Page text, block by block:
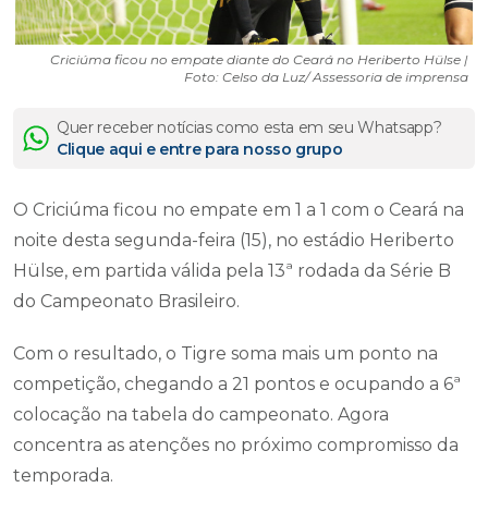
Criciúma ficou no empate diante do Ceará no Heriberto Hülse |
Foto: Celso da Luz/ Assessoria de imprensa
Quer receber notícias como esta em seu Whatsapp?
Clique aqui e entre para nosso grupo
O Criciúma ficou no empate em 1 a 1 com o Ceará na
noite desta segunda-feira (15), no estádio Heriberto
Hülse, em partida válida pela 13ª rodada da Série B
do Campeonato Brasileiro.
Com o resultado, o Tigre soma mais um ponto na
competição, chegando a 21 pontos e ocupando a 6ª
colocação na tabela do campeonato. Agora
concentra as atenções no próximo compromisso da
temporada.